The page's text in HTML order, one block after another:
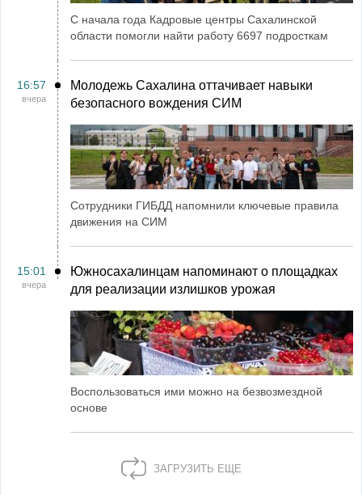
С начала года Кадровые центры Сахалинской
области помогли найти работу 6697 подросткам
16:57
вчера
Молодежь Сахалина оттачивает навыки
безопасного вождения СИМ
Сотрудники ГИБДД напомнили ключевые правила
движения на СИМ
15:01
вчера
Южносахалинцам напоминают о площадках
для реализации излишков урожая
Воспользоваться ими можно на безвозмездной
основе
ЗАГРУЗИТЬ ЕЩЕ